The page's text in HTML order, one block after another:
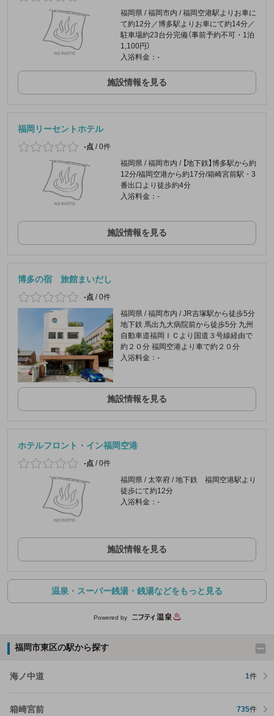
福岡県 / 福岡市内 / 福岡空港駅よりお車に
て約12分／博多駅よりお車にて約14分／
駐車場約23台分完備（事前予約不可・1泊
1,100円）
入浴料金：-
施設情報を見る
福岡リーセントホテル
-点 /0件
福岡県 / 福岡市内 / 【地下鉄】博多駅から約
12分/福岡空港から約17分/箱崎宮前駅・3
番出口より徒歩約4分
入浴料金：-
施設情報を見る
博多の宿 旅館まいだし
-点 /0件
福岡県 / 福岡市内 / JR吉塚駅から徒歩5分
地下鉄 馬出九大病院前から徒歩5分 九州
自動車道福岡ＩＣより国道３号線経由で
約２０分 福岡空港より車で約２０分
入浴料金：-
施設情報を見る
ホテルフロント・イン福岡空港
-点 /0件
福岡県 / 太宰府 / 地下鉄 福岡空港駅より
徒歩にて約12分
入浴料金：-
施設情報を見る
温泉・スーパー銭湯・銭湯などをもっと見る
Powered by
福岡市東区の駅から探す
海ノ中道 1件
箱崎宮前 735件